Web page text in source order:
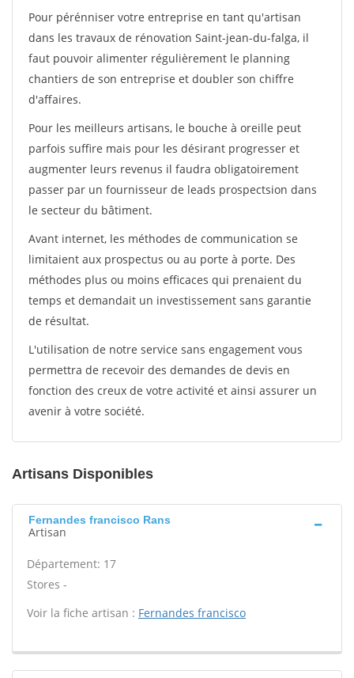
Pour pérénniser votre entreprise en tant qu'artisan
dans les travaux de rénovation Saint-jean-du-falga, il
faut pouvoir alimenter régulièrement le planning
chantiers de son entreprise et doubler son chiffre
d'affaires.
Pour les meilleurs artisans, le bouche à oreille peut
parfois suffire mais pour les désirant progresser et
augmenter leurs revenus il faudra obligatoirement
passer par un fournisseur de leads prospectsion dans
le secteur du bâtiment.
Avant internet, les méthodes de communication se
limitaient aux prospectus ou au porte à porte. Des
méthodes plus ou moins efficaces qui prenaient du
temps et demandait un investissement sans garantie
de résultat.
L'utilisation de notre service sans engagement vous
permettra de recevoir des demandes de devis en
fonction des creux de votre activité et ainsi assurer un
avenir à votre société.
Artisans Disponibles
Fernandes francisco Rans
Artisan
Département: 17
Stores -
Voir la fiche artisan : Fernandes francisco